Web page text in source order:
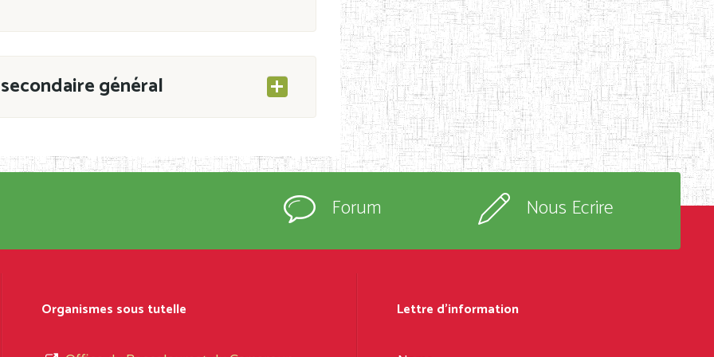
général
CAB du 21 mars 2011 portant ouverture
immatriculés et inscrits au
Forum Nous Ecrire
Organismes sous tutelle Lettre d'information